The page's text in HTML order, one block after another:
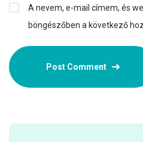
A nevem, e-mail címem, és
böngészőben a következő